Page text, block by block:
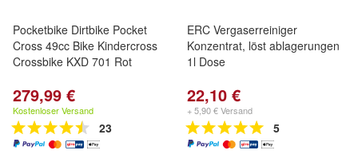
Pocketbike Dirtbike Pocket
Cross 49cc Bike Kindercross
Crossbike KXD 701 Rot
279,99 €
Kostenloser Versand
23
ERC Vergaserreiniger
Konzentrat, löst ablagerungen
1l Dose
22,10 €
+ 5,90 € Versand
5